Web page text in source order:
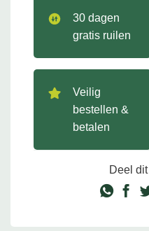
30 dagen
gratis ruilen
Veilig
bestellen &
betalen
Deel